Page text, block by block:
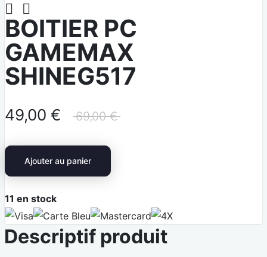
 
BOITIER PC
GAMEMAX
SHINEG517
49,00 € 69,00 €
Ajouter au panier
11 en stock
V
i
s
C
a
M
a
4
Descriptif produit